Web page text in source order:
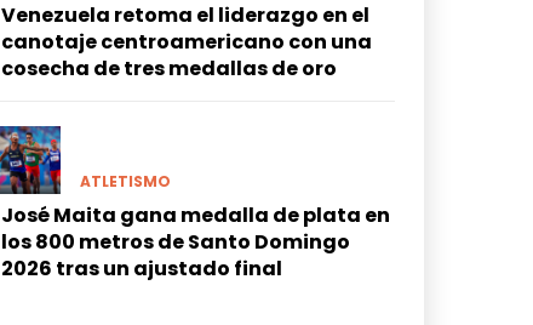
Venezuela retoma el liderazgo en el
canotaje centroamericano con una
cosecha de tres medallas de oro
ATLETISMO
José Maita gana medalla de plata en
los 800 metros de Santo Domingo
2026 tras un ajustado final